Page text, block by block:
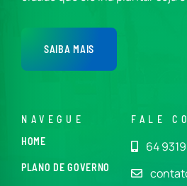
SAIBA MAIS
NAVEGUE
HOME
PLANO DE GOVERNO
FALE
64